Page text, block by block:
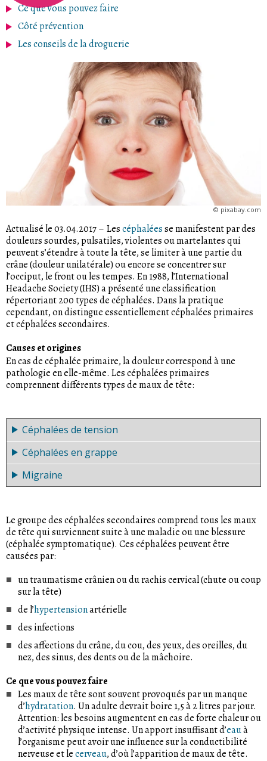
Ce que vous pouvez faire
Côté prévention
Les conseils de la droguerie
© pixabay.com
Actualisé le 03.04.2017– Lescéphaléesse manifestent par des
douleurs sourdes, pulsatiles, violentes ou martelantes qui
peuvent s’étendre à toute la tête, se limiter à une partie du
crâne (douleur unilatérale) ou encore se concentrer sur
l’occiput, le front ou les tempes. En 1988, l’International
Headache Society (IHS) a présenté une classification
répertoriant 200 types de céphalées. Dans la pratique
cependant, on distingue essentiellement céphalées primaires
et céphalées secondaires.
Causes et origines
En cas decéphalée primaire, la douleur correspond à une
pathologie en elle-même. Les céphalées primaires
comprennent différents types de maux de tête:
Céphalées de tension
Lescéphalées de tensionqui touchent les deux côtés du
crâne. C’est le type le plus fréquent de céphalées. On ne
peut en déterminer exactement l’origine. Elles sont
exigences excessives envers soi-même ou les autres –
autant de facteurs qui peuvent déclencher des céphalées de
tension. Les autres facteurs déclencheurs sont les efforts
physiques, les tensions nerveuses, certains produits comme
le tabac ou l’alcool ou encore des troubles de la vue. Chez
les femmes, les céphalées de tension sont aussi souvent
associées à destroubles de la menstruation.
Céphalées en grappe
Lescéphalées en grappe
touchent essentiellement les hommes d’âge moyen ou
de la tête, elles sont soudaines et atteignent leur intensité
maximale en 20 minutes. Elles disparaissent généralement
après une ou deux heures. Il n’est pas rare qu’elles se
manifestent toujours aux mêmes heures du jour ou de la
nuit. Les crises peuvent survenir plusieurs jours ou
semaines d’affilée avant de disparaître pendant plusieurs
mois. L’origine des céphalées en grappes n’a pas pu être
médicalement déterminée et elles nécessitent dans tous les
cas une consultation médicale.
Migraine
caractérise par des douleurs pulsatiles et perçantes,
généralement unilatérales au niveau du front, des tempes et
des yeux. Les crises sont généralement précédées de signes
avant-coureurs: nervosité, sautes d’humeur, inappétence
ou boulimie. Près de 20 % des personnes concernées
présentent également des troubles fonctionnels, comme
des troubles de la vue, notamment des anomalies du champ
visuel, des troubles moteurs ou de la perception et
souffrent de sensibilité à la lumière et aux bruits. La
migraine est également souvent associée à des
des vomissement
céphalées, la Suisse compte près d’un million de
migraineux, dont une majorité sont des femmes âgées de 25
prédispositions génétiques pourraient être à l’origine de la
migraine. Ce type de céphalées nécessite un traitement
médical.
Le groupe descéphalées secondairescomprend tous les maux
de tête qui surviennent suite à une maladie ou une blessure
(céphalée symptomatique). Ces céphalées peuvent être
causées par:
un traumatisme crânien ou du rachis cervical (chute ou coup
sur la tête)
de l’hypertensionartérielle
des infections
des affections du crâne, du cou, des yeux, des oreilles, du
nez, des sinus, des dents ou de la mâchoire.
Ce que vous pouvez faire
Les maux de tête sont souvent provoqués par un manque
d’hydratation. Un adulte devrait boire 1,5 à 2 litres par jour.
Attention: les besoins augmentent en cas de forte chaleur ou
d’activité physique intense. Un apport insuffisant d’eauà
l’organisme peut avoir une influence sur la conductibilité
nerveuse et lecerveau, d’où l’apparition de maux de tête.